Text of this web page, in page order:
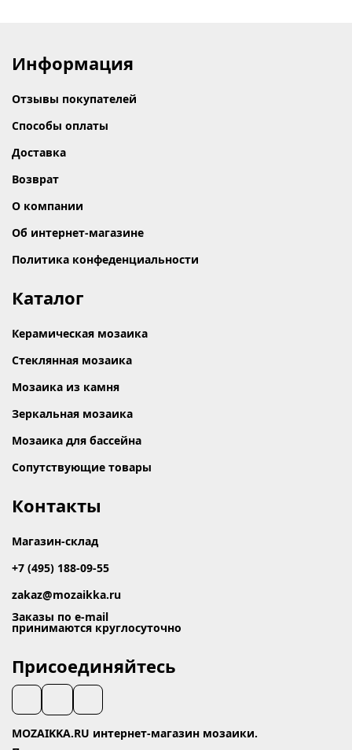
Информация
Отзывы покупателей
Способы оплаты
Доставка
Возврат
О компании
Об интернет-магазине
Политика конфеденциальности
Каталог
Керамическая мозаика
Стеклянная мозаика
Мозаика из камня
Зеркальная мозаика
Мозаика для бассейна
Сопутствующие товары
Контакты
Магазин-склад
+7 (495) 188-09-55
zakaz@mozaikka.ru
Заказы по e-mail
принимаются круглосуточно
Присоединяйтесь
MOZAIKKA.RU интернет-магазин мозаики.